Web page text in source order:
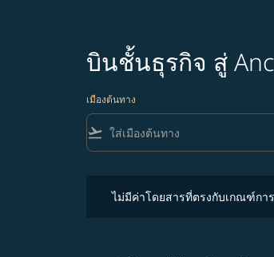
บินชั้นธุรกิจ สู่
เมืองต้นทาง
flight_takeoff
ไม่มีค่าโดยสารที่ตรงกับเกณฑ์ก